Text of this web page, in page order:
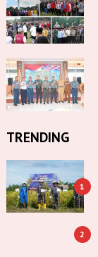
TRENDING
1
2